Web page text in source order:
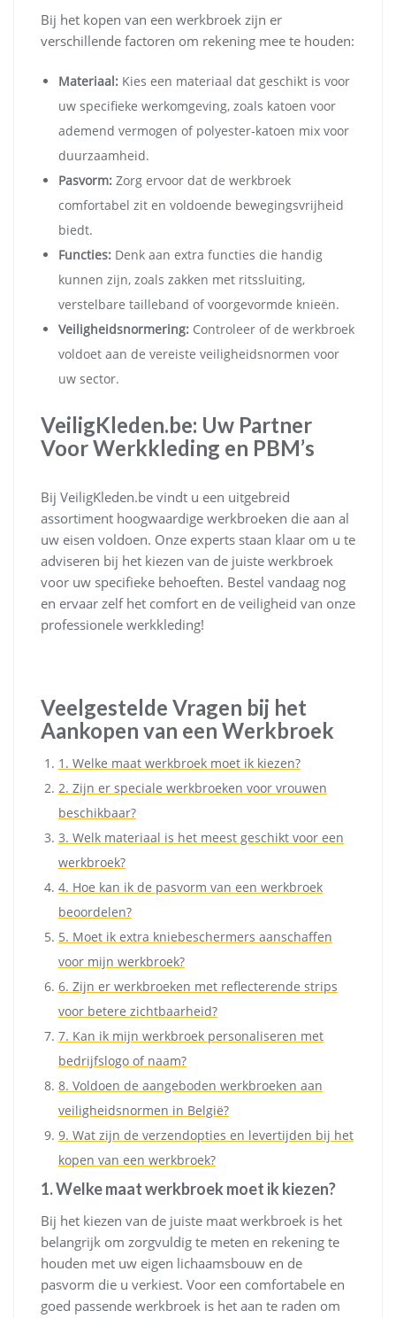
Bij het kopen van een werkbroek zijn er
verschillende factoren om rekening mee te houden:
Materiaal: Kies een materiaal dat geschikt is voor
uw specifieke werkomgeving, zoals katoen voor
ademend vermogen of polyester-katoen mix voor
duurzaamheid.
Pasvorm: Zorg ervoor dat de werkbroek
comfortabel zit en voldoende bewegingsvrijheid
biedt.
Functies: Denk aan extra functies die handig
kunnen zijn, zoals zakken met ritssluiting,
verstelbare tailleband of voorgevormde knieën.
Veiligheidsnormering: Controleer of de werkbroek
voldoet aan de vereiste veiligheidsnormen voor
uw sector.
VeiligKleden.be: Uw Partner
Voor Werkkleding en PBM’s
Bij VeiligKleden.be vindt u een uitgebreid
assortiment hoogwaardige werkbroeken die aan al
uw eisen voldoen. Onze experts staan klaar om u te
adviseren bij het kiezen van de juiste werkbroek
voor uw specifieke behoeften. Bestel vandaag nog
en ervaar zelf het comfort en de veiligheid van onze
professionele werkkleding!
Veelgestelde Vragen bij het
Aankopen van een Werkbroek
1. Welke maat werkbroek moet ik kiezen?
2. Zijn er speciale werkbroeken voor vrouwen
beschikbaar?
3. Welk materiaal is het meest geschikt voor een
werkbroek?
4. Hoe kan ik de pasvorm van een werkbroek
beoordelen?
5. Moet ik extra kniebeschermers aanschaffen
voor mijn werkbroek?
6. Zijn er werkbroeken met reflecterende strips
voor betere zichtbaarheid?
7. Kan ik mijn werkbroek personaliseren met
bedrijfslogo of naam?
8. Voldoen de aangeboden werkbroeken aan
veiligheidsnormen in België?
9. Wat zijn de verzendopties en levertijden bij het
kopen van een werkbroek?
1. Welke maat werkbroek moet ik kiezen?
Bij het kiezen van de juiste maat werkbroek is het
belangrijk om zorgvuldig te meten en rekening te
houden met uw eigen lichaamsbouw en de
pasvorm die u verkiest. Voor een comfortabele en
goed passende werkbroek is het aan te raden om